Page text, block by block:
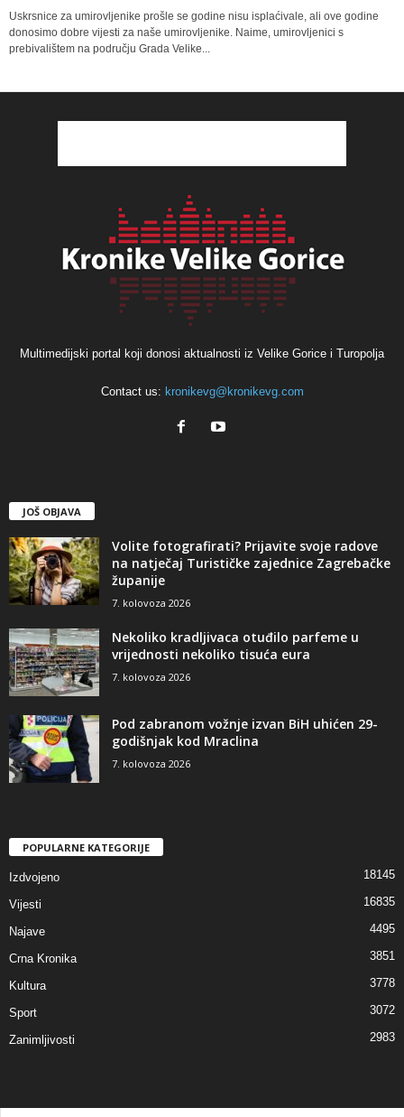
Uskrsnice za umirovljenike prošle se godine nisu isplaćivale, ali ove godine
donosimo dobre vijesti za naše umirovljenike. Naime, umirovljenici s
prebivalištem na području Grada Velike...
Multimedijski portal koji donosi aktualnosti iz Velike Gorice i Turopolja
Contact us: kronikevg@kronikevg.com
JOŠ OBJAVA
Volite fotografirati? Prijavite svoje radove
na natječaj Turističke zajednice Zagrebačke
županije
7. kolovoza 2026
Nekoliko kradljivaca otuđilo parfeme u
vrijednosti nekoliko tisuća eura
7. kolovoza 2026
Pod zabranom vožnje izvan BiH uhićen 29-
godišnjak kod Mraclina
7. kolovoza 2026
POPULARNE KATEGORIJE
Izdvojeno 18145
Vijesti 16835
Najave 4495
Crna Kronika 3851
Kultura 3778
Sport 3072
Zanimljivosti 2983